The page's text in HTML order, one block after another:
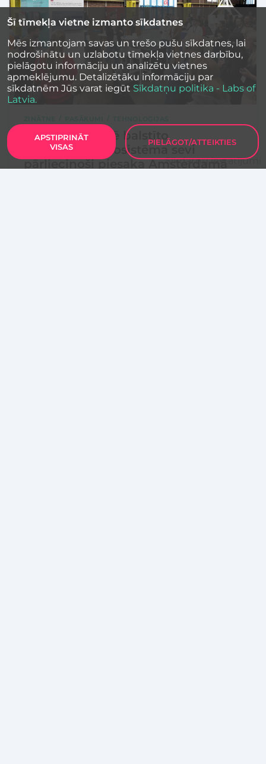
Latvijas zinātnē balstīto
tehnoloģiju ekosistēma sevi
pārliecinoši piesaka Amsterdamā
Šī tīmekļa vietne izmanto sīkdatnes
Mēs izmantojam savas un trešo pušu sīkdatnes, lai
nodrošinātu un uzlabotu tīmekļa vietnes darbību,
pielāgotu informāciju un analizētu vietnes
apmeklējumu. Detalizētāku informāciju par
sīkdatnēm Jūs varat iegūt Sīkdatņu politika - Labs of
Latvia.
APSTIPRINĀT
VISAS
PIELĀGOT/ATTEIKTIES
Sīkdatņu iestatījumi